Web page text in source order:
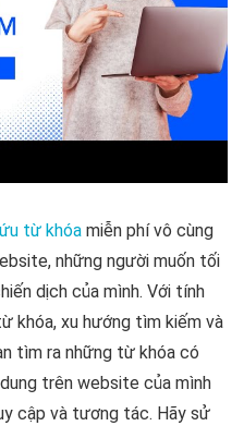
từ khóa miễn phí vô cùng
những người muốn tối
dịch của mình. Với tính
khóa, xu hướng tìm kiếm và
tìm ra những từ khóa có
trên website của mình
cập và tương tác. Hãy sử